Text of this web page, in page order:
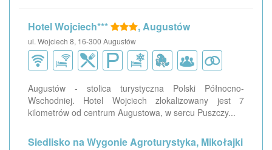
Hotel Wojciech*** , Augustów
ul. Wojciech 8, 16-300 Augustów
Augustów - stolica turystyczna Polski Północno-
Wschodniej. Hotel Wojciech zlokalizowany jest 7
kilometrów od centrum Augustowa, w sercu Puszczy...
Siedlisko na Wygonie Agroturystyka, Mikołajki